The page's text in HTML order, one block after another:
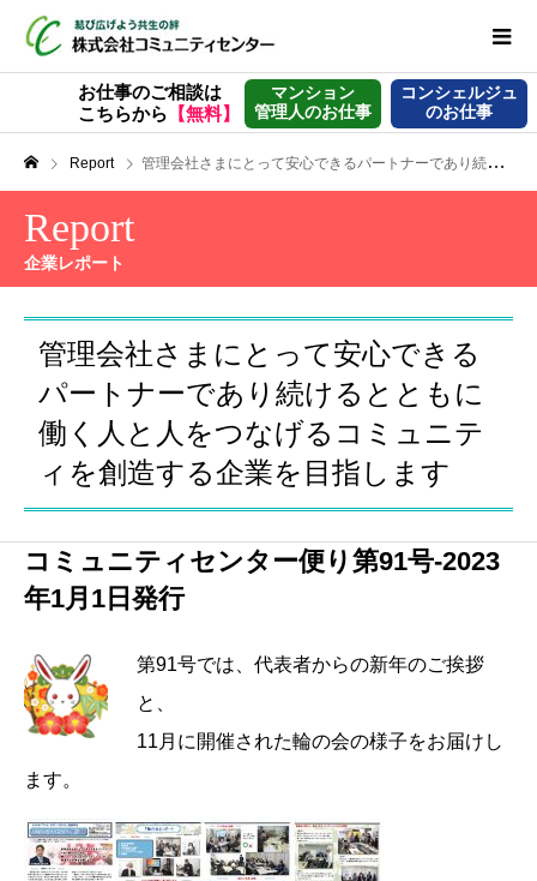
お仕事のご相談は
こちらから 【無料】
マンション
管理人のお仕事
コンシェルジュ
のお仕事
Report 管理会社さまにとって安心できるパートナーであり続けるとともに 働く人と人をつなげるコミュニティを創造する企業を目指します
Report
企業レポート
管理会社さまにとって安心できる
パートナーであり続けるとともに
働く人と人をつなげるコミュニテ
ィを創造する企業を目指します
コミュニティセンター便り第91号-2023
年1月1日発行
第91号では、代表者からの新年のご挨拶
と、
11月に開催された輪の会の様子をお届けし
ます。